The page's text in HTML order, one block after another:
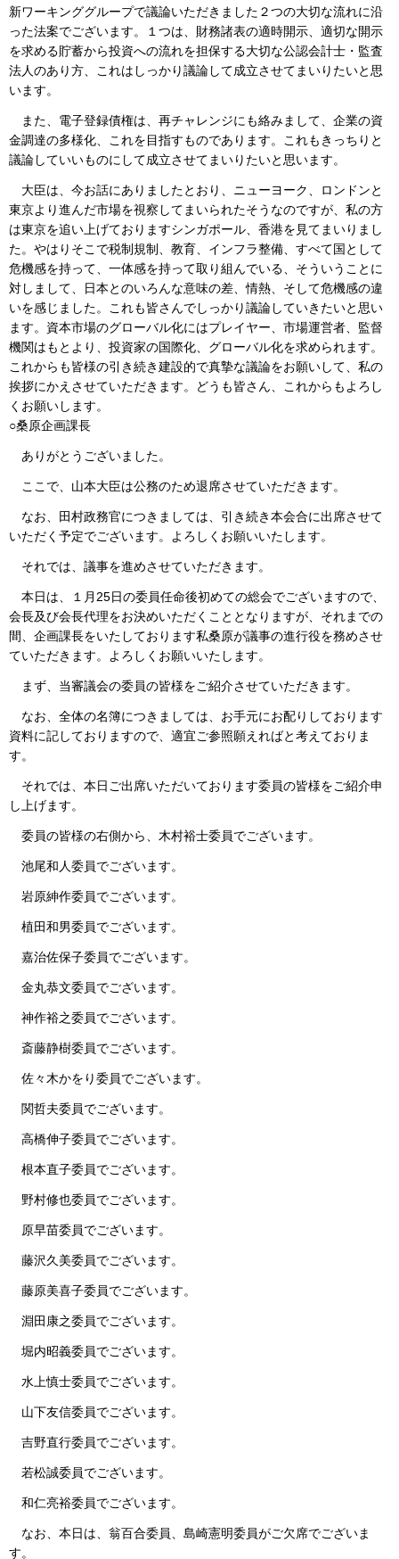
新ワーキンググループで議論いただきました２つの大切な流れに沿
った法案でございます。１つは、財務諸表の適時開示、適切な開示
を求める貯蓄から投資への流れを担保する大切な公認会計士・監査
法人のあり方、これはしっかり議論して成立させてまいりたいと思
います。
また、電子登録債権は、再チャレンジにも絡みまして、企業の資
金調達の多様化、これを目指すものであります。これもきっちりと
議論していいものにして成立させてまいりたいと思います。
大臣は、今お話にありましたとおり、ニューヨーク、ロンドンと
東京より進んだ市場を視察してまいられたそうなのですが、私の方
は東京を追い上げておりますシンガポール、香港を見てまいりまし
た。やはりそこで税制規制、教育、インフラ整備、すべて国として
危機感を持って、一体感を持って取り組んでいる、そういうことに
対しまして、日本とのいろんな意味の差、情熱、そして危機感の違
いを感じました。これも皆さんでしっかり議論していきたいと思い
ます。資本市場のグローバル化にはプレイヤー、市場運営者、監督
機関はもとより、投資家の国際化、グローバル化を求められます。
これからも皆様の引き続き建設的で真摯な議論をお願いして、私の
挨拶にかえさせていただきます。どうも皆さん、これからもよろし
くお願いします。
○桑原企画課長
ありがとうございました。
ここで、山本大臣は公務のため退席させていただきます。
なお、田村政務官につきましては、引き続き本会合に出席させて
いただく予定でございます。よろしくお願いいたします。
それでは、議事を進めさせていただきます。
本日は、１月25日の委員任命後初めての総会でございますので、
会長及び会長代理をお決めいただくこととなりますが、それまでの
間、企画課長をいたしております私桑原が議事の進行役を務めさせ
ていただきます。よろしくお願いいたします。
まず、当審議会の委員の皆様をご紹介させていただきます。
なお、全体の名簿につきましては、お手元にお配りしております
資料に記しておりますので、適宜ご参照願えればと考えておりま
す。
それでは、本日ご出席いただいております委員の皆様をご紹介申
し上げます。
委員の皆様の右側から、木村裕士委員でございます。
池尾和人委員でございます。
岩原紳作委員でございます。
植田和男委員でございます。
嘉治佐保子委員でございます。
金丸恭文委員でございます。
神作裕之委員でございます。
斎藤静樹委員でございます。
佐々木かをり委員でございます。
関哲夫委員でございます。
高橋伸子委員でございます。
根本直子委員でございます。
野村修也委員でございます。
原早苗委員でございます。
藤沢久美委員でございます。
藤原美喜子委員でございます。
淵田康之委員でございます。
堀内昭義委員でございます。
水上慎士委員でございます。
山下友信委員でございます。
吉野直行委員でございます。
若松誠委員でございます。
和仁亮裕委員でございます。
なお、本日は、翁百合委員、島崎憲明委員がご欠席でございま
す。